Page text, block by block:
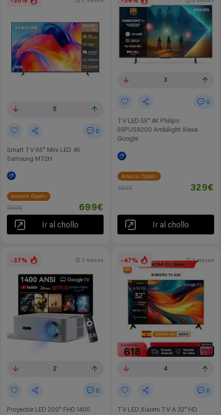
5
0
Smart TV 65" Mini LED 4K
Samsung M72H
Amazon España
999€ 699€
Ir al chollo
3
0
TV LED 55" 4K Philips
55PUS8200 Ambilight Alexa
Google
Amazon España
499€ 329€
Ir al chollo
-37%
2
0
Proyector LED 200" FHD 1400
2 meses -47%
4
0
TV LED Xiaomi TV A 32" HD
2 meses